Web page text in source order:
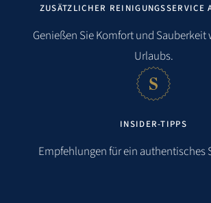
ZUSÄTZLICHER REINIGUNGSSERVICE
Genießen Sie Komfort und Sauberkeit
Urlaubs.
INSIDER-TIPPS
Empfehlungen für ein authentisches